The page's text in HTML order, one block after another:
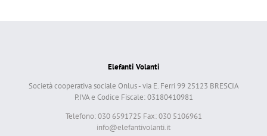
Elefanti Volanti
Società cooperativa sociale Onlus - via E. Ferri 99 25123 BRESCIA
P.IVA e Codice Fiscale: 03180410981
Telefono: 030 6591725 Fax: 030 5106961
info@elefantivolanti.it